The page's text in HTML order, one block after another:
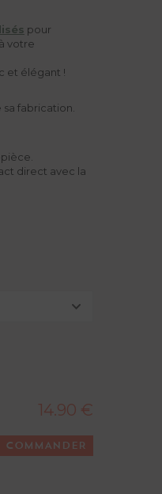
pour
votre
et élégant !
fabrication.
direct avec la
14.90 €
COMMANDER